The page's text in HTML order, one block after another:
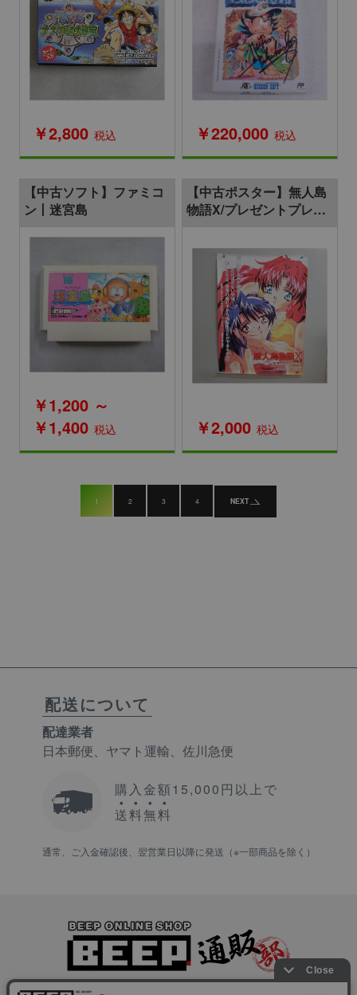
￥2,800 税込 ￥220,000 税込
【中古ソフト】ファミコ
ン丨迷宮島
￥1,200 ～
￥1,400 税込
【中古ポスター】無人島
物語X/プレゼントプレ
こそ/30DAYS 他/計5枚セ
￥2,000 税込
1 2 3 4 NEXT
配送について
配達業者
日本郵便、ヤマト運輸、佐川急便
購入金額15,000円以上で
送料無料
通常、ご入金確認後、翌営業日以降に発送（※一部商品を除く）